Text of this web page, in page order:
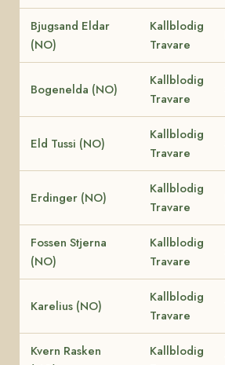
Bjugsand Eldar
(NO)
Kallblodig
Travare
Bogenelda (NO)
Kallblodig
Travare
Eld Tussi (NO)
Kallblodig
Travare
Erdinger (NO)
Kallblodig
Travare
Fossen Stjerna
(NO)
Kallblodig
Travare
Karelius (NO)
Kallblodig
Travare
Kvern Rasken
Kallblodig